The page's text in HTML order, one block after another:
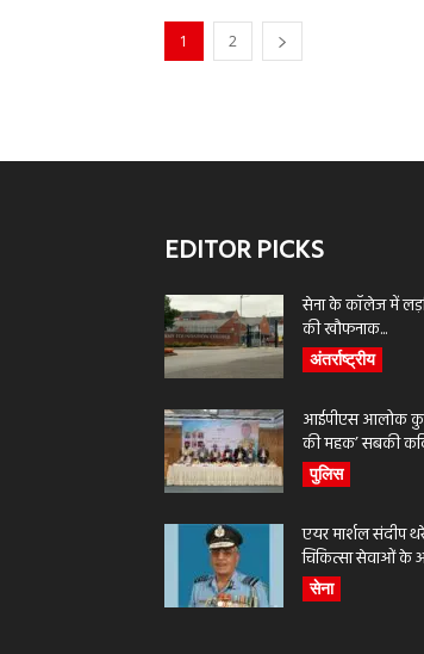
1 2
EDITOR PICKS
सेना के कॉलेज में
की खौफनाक...
अंतर्राष्ट्रीय
आईपीएस आलोक
की महक’ सबकी
पुलिस
एयर मार्शल संदीप
चिकित्सा सेवाओं के
सेना